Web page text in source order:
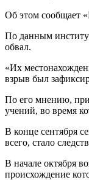
Об этом сообщает
По данным
обвал.
«Их
взрыв был
По его мнению,
учений, во время
В конце сентября
всего, стало
В начале октября
происхождение